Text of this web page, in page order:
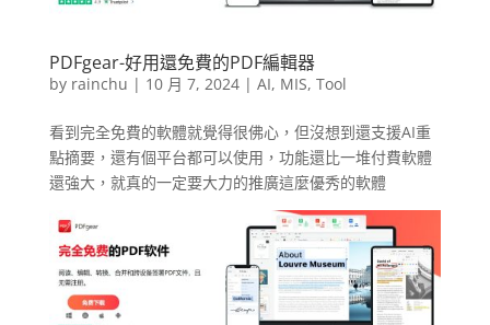
PDFgear-好用還免費的PDF編輯器
by rainchu | 10 月 7, 2024| AI, MIS, Tool
看到完全免費的軟體就覺得很佛心，但沒想到還支援AI重
點摘要，還有個平台都可以使用，功能還比一堆付費軟體
還強大，就真的一定要大力的推廣這麼優秀的軟體